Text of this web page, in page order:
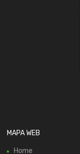
MAPA WEB
Home